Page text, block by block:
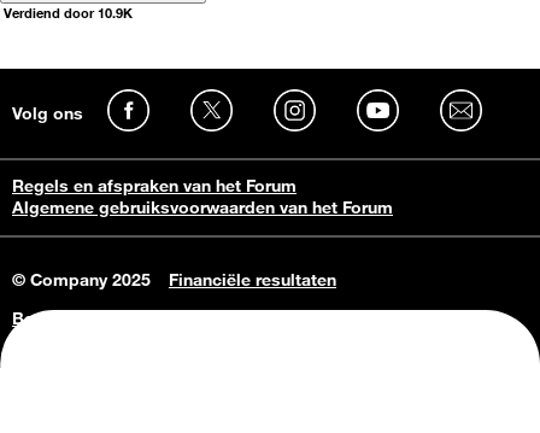
Verdiend door 10.9K
Volg ons
Regels en afspraken van het Forum
Algemene gebruiksvoorwaarden van het Forum
© Company 2025
Financiële resultaten
Bedrijfsgegevens